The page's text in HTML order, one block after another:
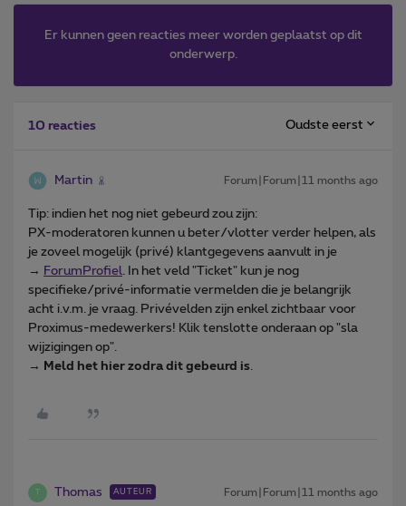
Er kunnen geen reacties meer worden geplaatst op dit
onderwerp.
10 reacties Oudste eerst
Martin Forum|Forum|11 months ago
Tip: indien het nog niet gebeurd zou zijn:
PX-moderatoren kunnen u beter/vlotter verder helpen, als
je zoveel mogelijk (privé) klantgegevens aanvult in je
→ ForumProfiel . In het veld "Ticket" kun je nog
specifieke/privé-informatie vermelden die je belangrijk
acht i.v.m. je vraag. Privévelden zijn enkel zichtbaar voor
Proximus-medewerkers! Klik tenslotte onderaan op "sla
wijzigingen op".
→
Meld het hier zodra dit gebeurd is
Thomas AUTEUR Forum|Forum|11 months ago